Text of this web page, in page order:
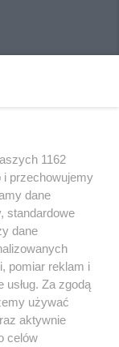
z portali
sięz nami
1162
i przechowujemy
dane
standardowe
dane
pomiar reklam i
usług. Za zgodą
używać
aktywnie
celów